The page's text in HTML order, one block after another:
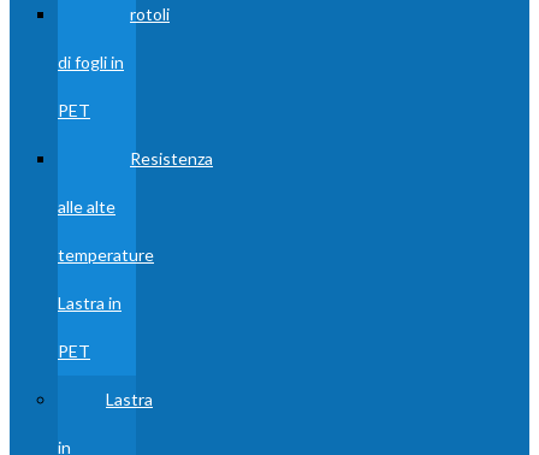
rotoli
di fogli in
PET
Resistenza
alle alte
temperature
Lastra in
PET
Lastra
in